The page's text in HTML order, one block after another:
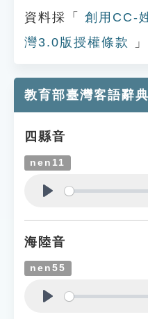
資料採「
創用CC-
灣3.0版授權條款
教育部臺灣客語辭典
四縣音
nen11
海陸音
nen55